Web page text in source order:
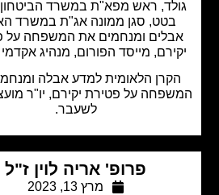
ראש מפא"ת במשרד הביטחון, וכפיר
בטט, סגן ממונה אג"ת במשרד האוצר,
ומנחמים את המשפחה על פטירת
מייסד הפורום, מנהיג אקדמי וחוקר.
הלאומית למדע אבלה ומנחמת את
על פטירת יקירם, יו"ר מועצת הקרן
לשעבר.
פרופ' אריה לוין ז"ל
מרץ 13, 2023